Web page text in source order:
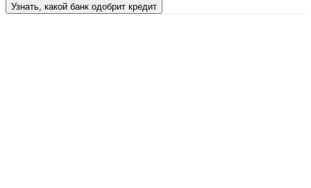
Узнать, какой банк одобрит кредит